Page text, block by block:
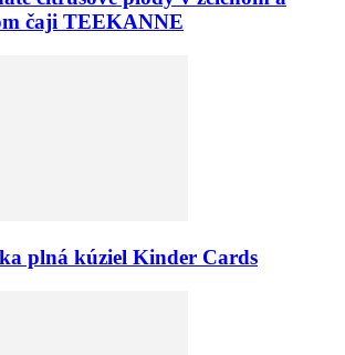
čaji TEEKANNE
plná kúziel Kinder Cards